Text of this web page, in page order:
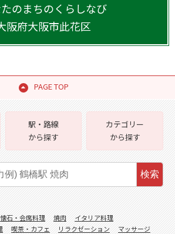
のまちのくらしなび
阪府大阪市此花区
PAGE TOP
駅・路線
から探す
カテゴリー
から探す
検索
懐石・会席料理 焼肉
イタリア料理
喫茶・カフェ リラクゼーション
マッサージ